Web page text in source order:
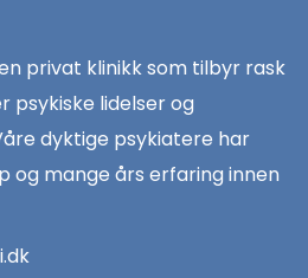
privat klinikk som tilbyr rask
psykiske lidelser og
dyktige psykiatere har
og mange års erfaring innen